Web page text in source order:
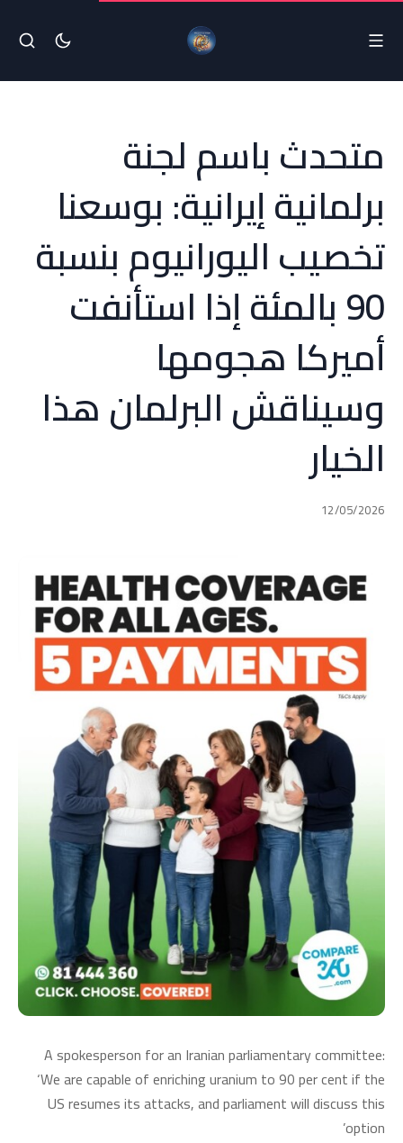
متحدث باسم لجنة
برلمانية إيرانية: بوسعنا
تخصيب اليورانيوم بنسبة
90 بالمئة إذا استأنفت
أميركا هجومها
وسيناقش البرلمان هذا
الخيار
12/05/2026
A spokesperson for an Iranian parliamentary committee:
‘We are capable of enriching uranium to 90 per cent if the
US resumes its attacks, and parliament will discuss this
option’